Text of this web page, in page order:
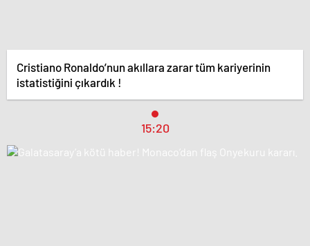
Cristiano Ronaldo’nun akıllara zarar tüm kariyerinin
istatistiğini çıkardık !
15:20